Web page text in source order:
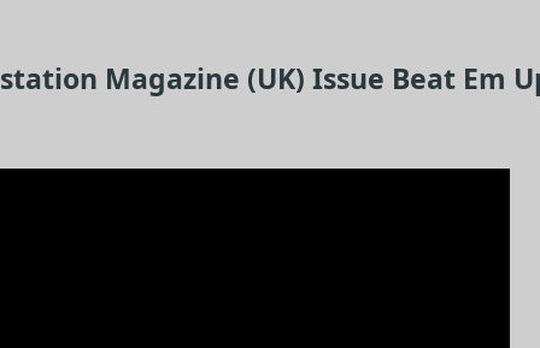
Magazine (UK) Issue Beat Em